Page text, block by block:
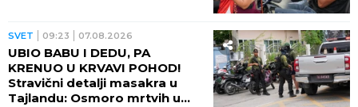
SVET 09:23 07.08.2026
UBIO BABU I DEDU, PA
KRENUO U KRVAVI POHOD!
Stravični detalji masakra u
Tajlandu: Osmoro mrtvih u